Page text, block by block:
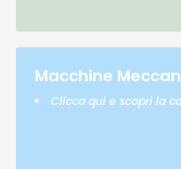
Macchine
Clicca qui e scopri la